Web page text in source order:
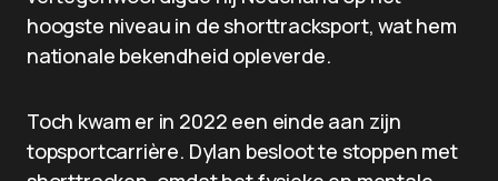
hoogste niveau in de shorttracksport, wat hem
nationale bekendheid opleverde.
Toch kwam er in 2022 een einde aan zijn
topsportcarrière. Dylan besloot te stoppen met